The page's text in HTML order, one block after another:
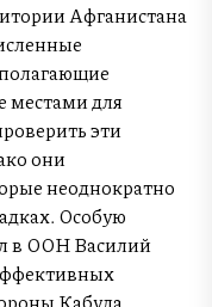
Афганистана
местами для
эти
они
неоднократно
Особую
в ООН Василий